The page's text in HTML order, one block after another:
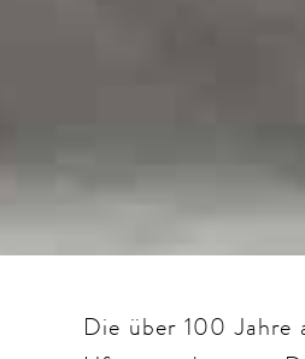
Die über 100 Jahre